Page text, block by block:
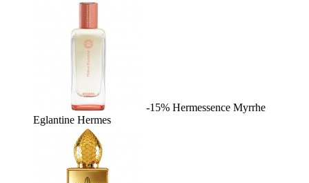
-15% Hermessence Myrrhe
Eglantine Hermes